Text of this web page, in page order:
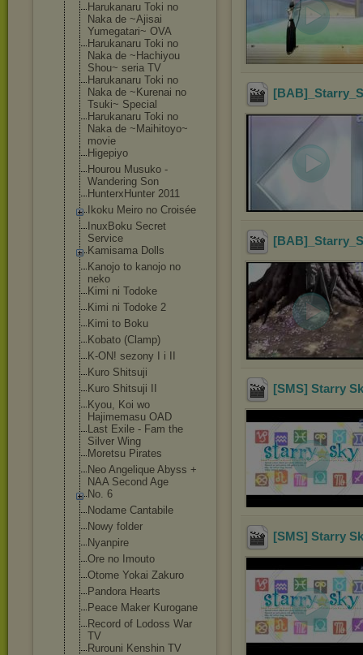
Harukanaru Toki no
Naka de ~Ajisai
Yumegatari~ OVA
Harukanaru Toki no
Naka de ~Hachiyou
Shou~ seria TV
Harukanaru Toki no
Naka de ~Kurenai no
Tsuki~ Special
Harukanaru Toki no
Naka de ~Maihitoyo~
movie
Higepiyo
Hourou Musuko -
Wandering Son
HunterxHunter 2011
Ikoku Meiro no Croisée
InuxBoku Secret
Service
Kamisama Dolls
Kanojo to kanojo no
neko
Kimi ni Todoke
Kimi ni Todoke 2
Kimi to Boku
Kobato (Clamp)
K-ON! sezony I i II
Kuro Shitsuji
Kuro Shitsuji II
Kyou, Koi wo
Hajimemasu OAD
Last Exile - Fam the
Silver Wing
Moretsu Pirates
Neo Angelique Abyss +
NAA Second Age
No. 6
Nodame Cantabile
Nowy folder
Nyanpire
Ore no Imouto
Otome Yokai Zakuro
Pandora Hearts
Peace Maker Kurogane
Record of Lodoss War
TV
Rurouni Kenshin TV
[SMS] Starry
[SMS] Starry